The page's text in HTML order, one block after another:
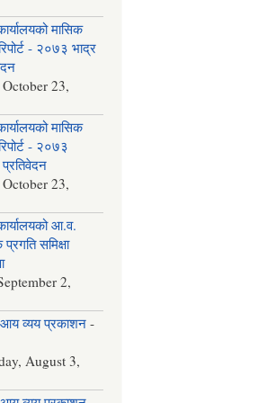
मासिक
- २०७३ भाद्र
23,
मासिक
- २०७३
23,
आ.व.
समिक्षा
2,
व्यय प्रकाशन-
August 3,